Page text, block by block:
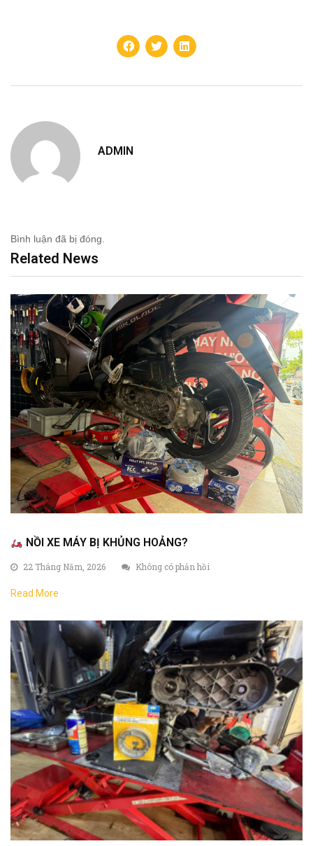
ADMIN
Bình luận đã bị đóng.
Related News
NỒI XE MÁY BỊ KHỦNG HOẢNG?
22 Tháng Năm, 2026 Không có phản hồi
Read More